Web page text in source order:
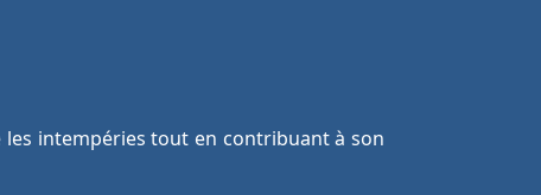
intempéries tout en contribuant à son